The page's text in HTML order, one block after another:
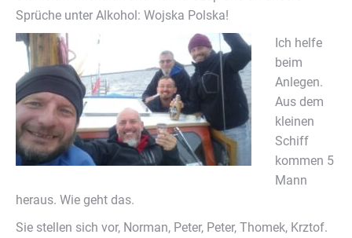
Sprüche unter Alkohol: Wojska Polska!
Ich helfe
beim
Anlegen.
Aus dem
kleinen
Schiff
kommen 5
Mann
heraus. Wie geht das.
Sie stellen sich vor, Norman, Peter, Peter, Thomek, Krztof.